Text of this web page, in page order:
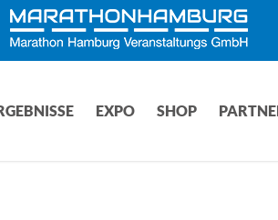
EXPO SHOP